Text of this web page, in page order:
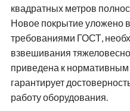
квадратных метров
Новое покрытие уложено в
требованиями ГОСТ,
взвешивания
приведена к
гарантирует
работу оборудования.